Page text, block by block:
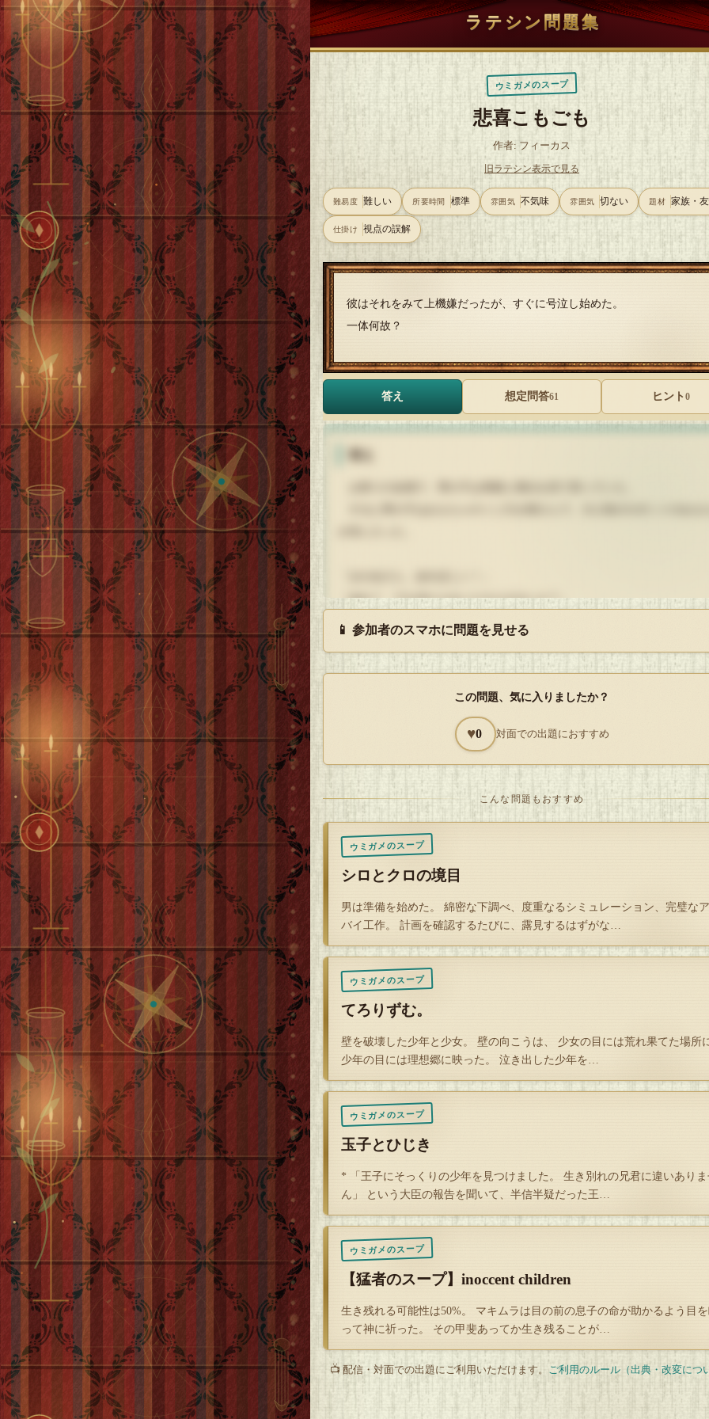
ラテシン問題集
ウミガメのスープ
悲喜こもごも
作者: フィーカス
旧ラテシン表示で見る
難易度 難しい 所要時間 標準 雰囲気 不気味 雰囲気 切ない 題材 家族・
仕掛け 視点の誤解
彼はそれをみて上機嫌だったが、すぐに号泣し始めた。
一体何故？
答え 想定問答61 ヒント 0
「あれ？ でも当たらないともらえないよ？」
「わーい」
しかし、世の中そんなに甘くなく、くじの結果は５等。
母親は男の子を引いて５等の景品の所に行こうとした。
「ほら、この中から好きなの選んで！」
「やだ！ ロボットがいい！ ロボットじゃないとやだ！」
「ダメ！ それは当たらなかったでしょ？ 早くこの中から選びなさい！
男の子はロボットを指さしながらダダをこね、号泣し始めたのだった。
Q
📱 参加者のスマホに問題を見せる
この問題、気に入りましたか？
♥0 対面での出題におすすめ
こんな問題もおすすめ
ウミガメのスープ
シロとクロの境目
男は準備を始めた。 綿密な下調べ、度重なるシミュレーション、完璧な
バイ工作。 計画を確認するたびに、露見するはずがな…
ウミガメのスープ
てろりずむ。
壁を破壊した少年と少女。 壁の向こうは、 少女の目には荒れ果てた場所
少年の目には理想郷に映った。 泣き出した少年を…
ウミガメのスープ
玉子とひじき
* 「王子にそっくりの少年を見つけました。 生き別れの兄君に違いあり
ん」 という大臣の報告を聞いて、半信半疑だった王…
ウミガメのスープ
【猛者のスープ】inoccent children
生き残れる可能性は50%。 マキムラは目の前の息子の命が助かるよう目
って神に祈った。 その甲斐あってか生き残ることが…
📺 配信・対面での出題にご利用いただけます。 ご利用のルール（出典・改変につ